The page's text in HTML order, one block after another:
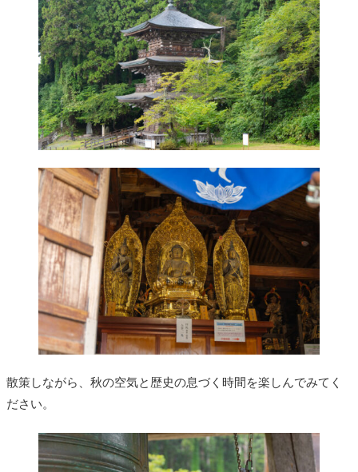
散策しながら、秋の空気と歴史の息づく時間を楽しんでみてく
ださい。